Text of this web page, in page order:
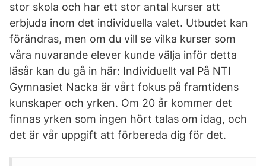
stor skola och har ett stor antal kurser att
erbjuda inom det individuella valet. Utbudet kan
förändras, men om du vill se vilka kurser som
våra nuvarande elever kunde välja inför detta
läsår kan du gå in här: Individuellt val På NTI
Gymnasiet Nacka är vårt fokus på framtidens
kunskaper och yrken. Om 20 år kommer det
finnas yrken som ingen hört talas om idag, och
det är vår uppgift att förbereda dig för det.